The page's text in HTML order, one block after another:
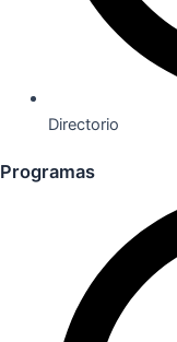
Directorio
Programas